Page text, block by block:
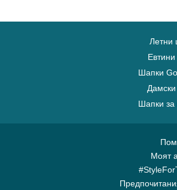
Летни
Шапки
Шапки за
Моят